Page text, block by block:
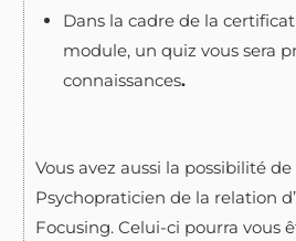
Dans la cadre de la
module, un quiz vous sera
connaissances.
Vous avez aussi la possibilité
Psychopraticien de la relation
Focusing. Celui-ci pourra vous